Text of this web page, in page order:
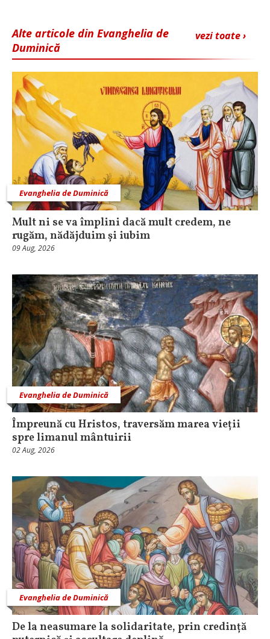
vezi toate ›
Alte articole din Evanghelia de
Duminică
Evanghelia de Duminică
Mult ni se va împlini dacă mult credem, ne
rugăm, nădăjduim și iubim
09 Aug, 2026
Evanghelia de Duminică
Împreună cu Hristos, traversăm marea vieții
spre limanul mântuirii
02 Aug, 2026
Evanghelia de Duminică
De la neasumare la solidaritate, prin credință